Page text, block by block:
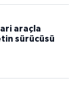
araçla
sürücüsü